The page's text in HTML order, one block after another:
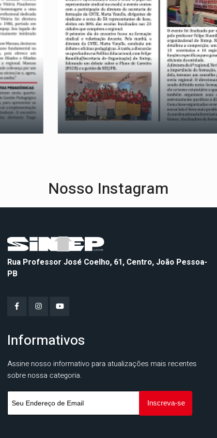
Nosso Instagram
Rua Professor José Coelho, 61, Centro, João Pessoa-
PB
Informativos
Assine nosso informativo para atualizações mais recentes
sobre nossa categoria.